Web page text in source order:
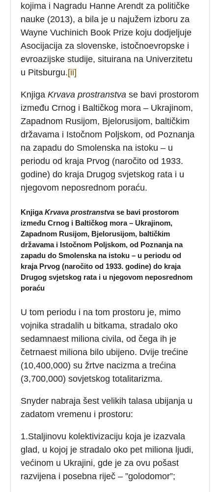
kojima i Nagradu Hanne Arendt za političke
nauke (2013), a bila je u najužem izboru za
Wayne Vuchinich Book Prize koju dodjeljuje
Asocijacija za slovenske, istočnoevropske i
evroazijske studije, situirana na Univerzitetu
u Pitsburgu.[ii]
KnjigaKrvava prostranstva se bavi prostorom
između Crnog i Baltičkog mora – Ukrajinom,
Zapadnom Rusijom, Bjelorusijom, baltičkim
državama i Istočnom Poljskom, od Poznanja
na zapadu do Smolenska na istoku – u
periodu od kraja Prvog (naročito od 1933.
godine) do kraja Drugog svjetskog rata i u
njegovom neposrednom poraću.
KnjigaKrvava prostranstva se bavi prostorom
između Crnog i Baltičkog mora – Ukrajinom,
Zapadnom Rusijom, Bjelorusijom, baltičkim
državama i Istočnom Poljskom, od Poznanja na
zapadu do Smolenska na istoku – u periodu od
kraja Prvog (naročito od 1933. godine) do kraja
Drugog svjetskog rata i u njegovom neposrednom
poraću
U tom periodu i na tom prostoru je, mimo
vojnika stradalih u bitkama, stradalo oko
sedamnaest miliona civila, od čega ih je
četrnaest miliona bilo ubijeno. Dvije trećine
(10,400,000) su žrtve nacizma a trećina
(3,700,000) sovjetskog totalitarizma.
Snyder nabraja šest velikih talasa ubijanja u
zadatom vremenu i prostoru:
1.Staljinovu kolektivizaciju koja je izazvala
glad, u kojoj je stradalo oko pet miliona ljudi,
većinom u Ukrajini, gde je za ovu pošast
razvijena i posebna riječ – ”golodomor”;